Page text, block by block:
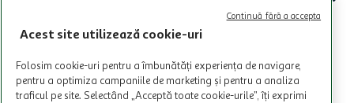
Intra acum in aplicatia Auchan
Acest site utilizează cookie-uri
Folosim cookie-uri pentru a îmbunătăți experiența de navigare,
pentru a optimiza campaniile de marketing și pentru a analiza
traficul pe site. Selectând „Acceptă toate cookie-urile”, îți exprimi
Continuă fără a accepta